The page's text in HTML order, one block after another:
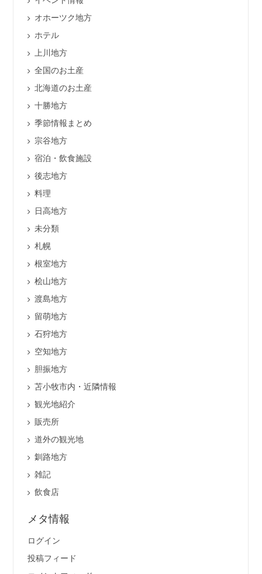
オホーツク地方
ホテル
上川地方
全国のお土産
北海道のお土産
十勝地方
季節情報まとめ
宗谷地方
宿泊・飲食施設
後志地方
料理
日高地方
未分類
札幌
根室地方
桧山地方
渡島地方
留萌地方
石狩地方
空知地方
胆振地方
苫小牧市内・近隣情報
観光地紹介
販売所
道外の観光地
釧路地方
雑記
飲食店
メタ情報
ログイン
投稿フィード